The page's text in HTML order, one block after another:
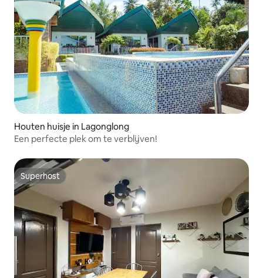
Houten huisje in Lagonglong
Een perfecte plek om te verblijven!
Superhost
Superhost